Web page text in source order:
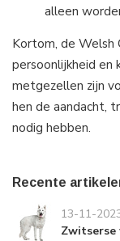
alleen
Kortom, de Welsh
persoonlijkheid en
metgezellen zijn
hen de aandacht,
nodig hebben.
Recente
13-11-